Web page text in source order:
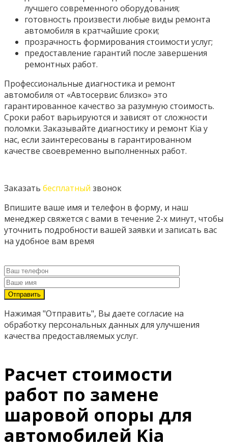
лучшего современного оборудования;
готовность произвести любые виды ремонта
автомобиля в кратчайшие сроки;
прозрачность формирования стоимости услуг;
предоставление гарантий после завершения
ремонтных работ.
Профессиональные диагностика и ремонт
автомобиля от «Автосервис близко» это
гарантированное качество за разумную стоимость.
Сроки работ варьируются и зависят от сложности
поломки. Заказывайте диагностику и ремонт Kia у
нас, если заинтересованы в гарантированном
качестве своевременно выполненных работ.
Заказать бесплатный звонок
Впишите ваше имя и телефон в форму, и наш
менеджер свяжется с вами в течение 2-х минут, чтобы
уточнить подробности вашей заявки и записать вас
на удобное вам время
Нажимая "Отправить", Вы даете согласие на
обработку персональных данных для улучшения
качества предоставляемых услуг.
Расчет стоимости
работ по замене
шаровой опоры для
автомобилей Kia